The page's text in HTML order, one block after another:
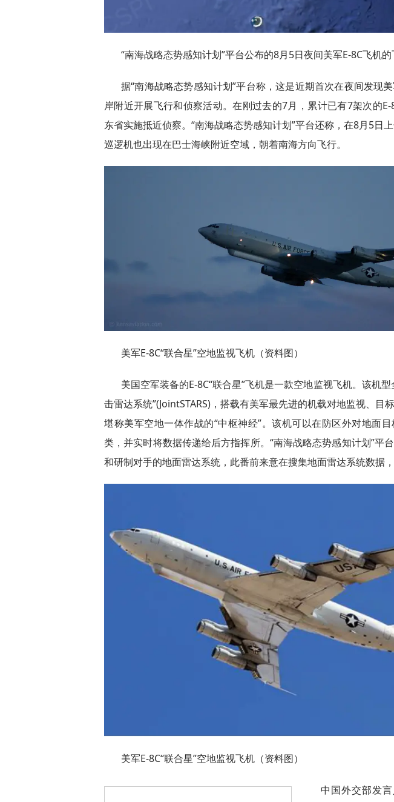
“南海战略态势感知计划”平台公布的8月5日夜间美军E-8C飞机
据“南海战略态势感知计划”平台称，这是近期首次在夜间发现
岸附近开展飞行和侦察活动。在刚过去的7月，累计已有7架次的
东省实施抵近侦察。“南海战略态势感知计划”平台还称，在8月5日
巡逻机也出现在巴士海峡附近空域，朝着南海方向飞行。
美军E-8C“联合星”空地监视飞机（资料图）
美国空军装备的E-8C“联合星”飞机是一款空地监视飞机。该机
击雷达系统”(JointSTARS)，搭载有美军最先进的机载对地监视、目
堪称美军空地一体作战的“中枢神经”。该机可以在防区外对地面
类，并实时将数据传递给后方指挥所。“南海战略态势感知计划”平
和研制对手的地面雷达系统，此番前来意在搜集地面雷达系统数据
美军E-8C“联合星”空地监视飞机（资料图）
中国外交部发